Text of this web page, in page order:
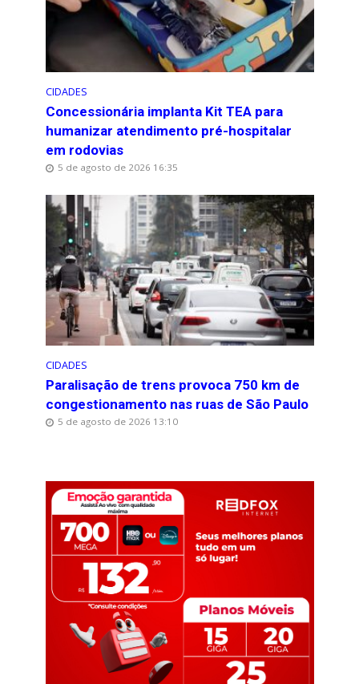
CIDADES
Concessionária implanta Kit TEA para
humanizar atendimento pré-hospitalar
em rodovias
5 de agosto de 2026 16:35
CIDADES
Paralisação de trens provoca 750 km de
congestionamento nas ruas de São Paulo
5 de agosto de 2026 13:10